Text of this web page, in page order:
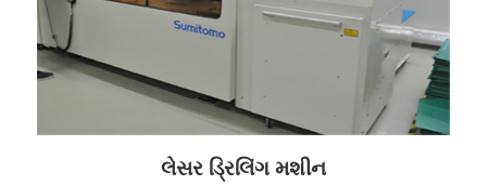
લેસર ડ્રિલિંગ મશીન